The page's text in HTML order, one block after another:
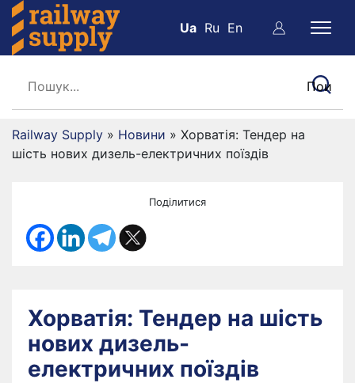
Ua Ru En
Railway Supply » Новини » Хорватія: Тендер на
шість нових дизель-електричних поїздів
Поділитися
Хорватія: Тендер на шість
нових дизель-
електричних поїздів